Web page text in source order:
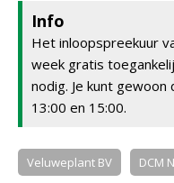
Info
Het inloopspreekuur
week gratis
nodig. Je kunt
13:00 en 15:00.
Veluweplant BV DCM